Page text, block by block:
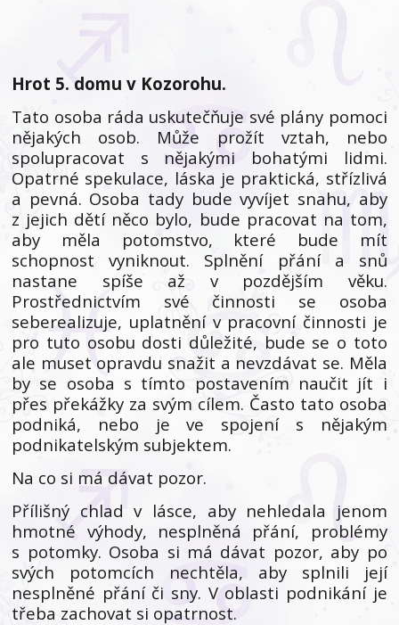
Hrot 5. domu v Kozorohu.
Tato osoba ráda uskutečňuje své plány pomoci
nějakých osob. Může prožít vztah, nebo
spolupracovat s nějakými bohatými lidmi.
Opatrné spekulace, láska je praktická, střízlivá
a pevná. Osoba tady bude vyvíjet snahu, aby
z jejich dětí něco bylo, bude pracovat na tom,
aby měla potomstvo, které bude mít
schopnost vyniknout. Splnění přání a snů
nastane spíše až v pozdějším věku.
Prostřednictvím své činnosti se osoba
seberealizuje, uplatnění v pracovní činnosti je
pro tuto osobu dosti důležité, bude se o toto
ale muset opravdu snažit a nevzdávat se. Měla
by se osoba s tímto postavením naučit jít i
přes překážky za svým cílem. Často tato osoba
podniká, nebo je ve spojení s nějakým
podnikatelským subjektem.
Na co si má dávat pozor.
Přílišný chlad v lásce, aby nehledala jenom
hmotné výhody, nesplněná přání, problémy
s potomky. Osoba si má dávat pozor, aby po
svých potomcích nechtěla, aby splnili její
nesplněné přání či sny. V oblasti podnikání je
třeba zachovat si opatrnost.